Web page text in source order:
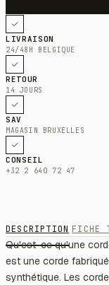
LIVRAISON
24/48H BELGIQUE
RETOUR
14 JOURS
SAV
MAGASIN BRUXELLES
CONSEIL
+32 2 640 72 47
DESCRIPTION FICHE
Qu'est-ce qu'une
est une corde
synthétique. Les